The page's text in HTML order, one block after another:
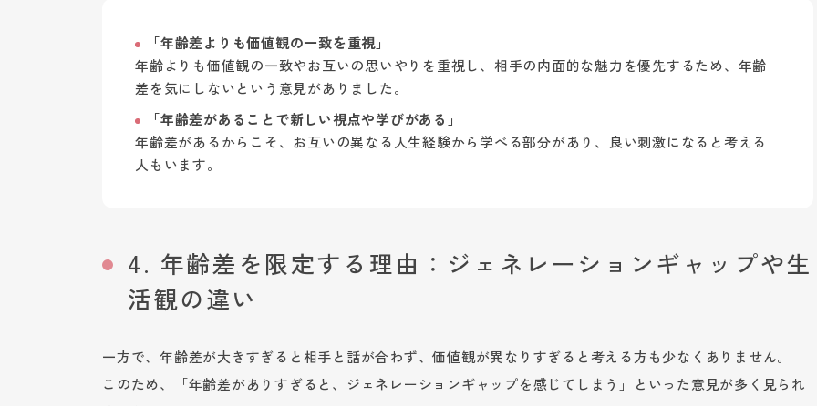
「年齢差よりも価値観の一致を重視」
年齢よりも価値観の一致やお互いの思いやりを重視し、相手の内面的な魅力を優先するため、年齢
差を気にしないという意見がありました。
「年齢差があることで新しい視点や学びがある」
年齢差があるからこそ、お互いの異なる人生経験から学べる部分があり、良い刺激になると考える
人もいます。
4. 年齢差を限定する理由：ジェネレーションギャップや生
活観の違い
一方で、年齢差が大きすぎると相手と話が合わず、価値観が異なりすぎると考える方も少なくありません。
このため、「年齢差がありすぎると、ジェネレーションギャップを感じてしまう」といった意見が多く見られ